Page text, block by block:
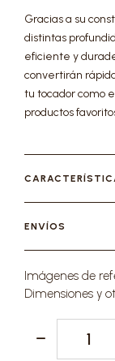
Gracias a su
distintas
eficiente y
convertirán
tu tocador como
productos
ENVÍOS
Imágenes de
Dimensiones y